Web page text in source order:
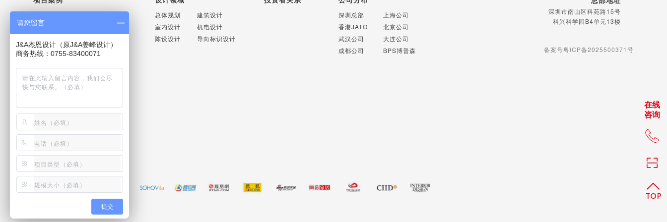
在线
咨询
+86
TOP
地产豪宅设计
酒店空间设计
文化教育设计
轨道交通设计
总体规划
建筑设计
室内设计
机电设计
陈设设计
导向标识设计
深圳总部
上海公司
香港JATO
北京公司
武汉公司
大连公司
成都公司
BPS博普森
联系方式
商务直线：+86 075583400071
媒体直线：+86 075586569500
联系邮箱：jaid@jaid.cn
深圳市南山区科苑路15号
科兴科学园B4单元13楼
备案号粤ICP备2025500371号
友情链接：
请您留言
J&A杰恩设计（原J&A姜峰设计）
商务热线：0755-83400071
提交